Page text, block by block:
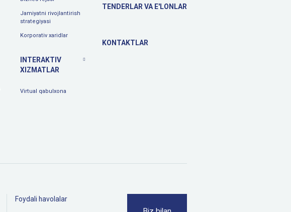
Jamiyatni rivojlantirish
strategiyasi
Korporativ xaridlar
INTERAKTIV
XIZMATLAR
Virtual qabulxona
TENDERLAR VA E'LONLAR
KONTAKTLAR
Foydali havolalar